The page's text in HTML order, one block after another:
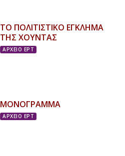
ΤΟ ΠΟΛΙΤΙΣΤΙΚΟ ΕΓΚΛΗΜΑ
ΤΗΣ ΧΟΥΝΤΑΣ
ΑΡΧΕΙΟ ΕΡΤ
ΜΟΝΟΓΡΑΜΜΑ
ΑΡΧΕΙΟ ΕΡΤ